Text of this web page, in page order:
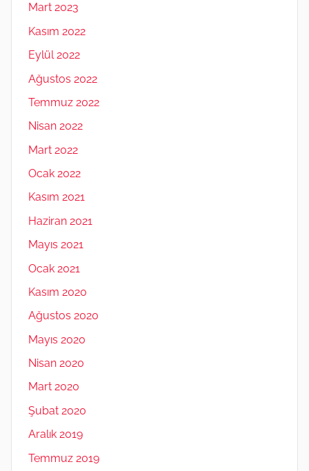
Mart 2023
Kasım 2022
Eylül 2022
Ağustos 2022
Temmuz 2022
Nisan 2022
Mart 2022
Ocak 2022
Kasım 2021
Haziran 2021
Mayıs 2021
Ocak 2021
Kasım 2020
Ağustos 2020
Mayıs 2020
Nisan 2020
Mart 2020
Şubat 2020
Aralık 2019
Temmuz 2019